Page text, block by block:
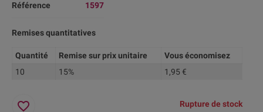
Référence 1597
Remises quantitatives
Quantité Remise sur prix unitaire
Vous économisez
10
15% 1,95 €
Rupture de stock
favorite_border